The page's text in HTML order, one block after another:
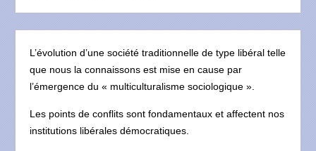
L’évolution d’une société traditionnelle de type libéral telle
que nous la connaissons est mise en cause par
l’émergence du « multiculturalisme sociologique ».
Les points de conflits sont fondamentaux et affectent nos
institutions libérales démocratiques.